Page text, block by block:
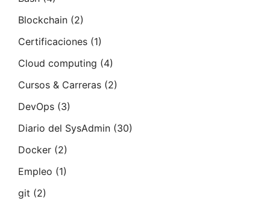
Blockchain (2)
Certificaciones (1)
Cloud computing (4)
Cursos & Carreras (2)
DevOps (3)
Diario del SysAdmin (30)
Docker (2)
Empleo (1)
git (2)